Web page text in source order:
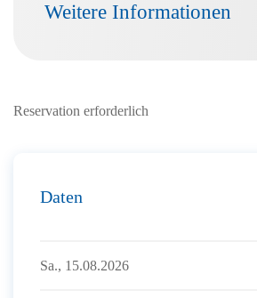
Weitere Informationen
Reservation erforderlich
Daten
Sa., 15.08.2026